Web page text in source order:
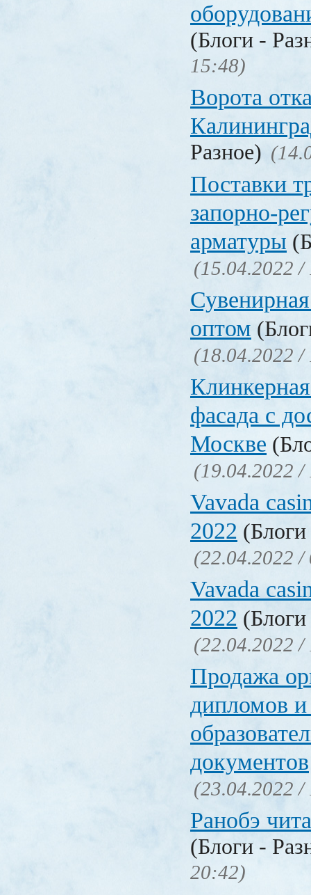
(Блоги -
15:48)
Ворота
Разное)
Поставки
запорно-
арматуры
(15.04.2022 /
оптом
(18.04.2022 /
фасада с
Москве
(19.04.2022 /
Vavada
2022
(22.04.2022 /
Vavada
2022
(22.04.2022 /
Продажа
дипломов и
документов
(23.04.2022 /
Ранобэ
(Блоги -
20:42)